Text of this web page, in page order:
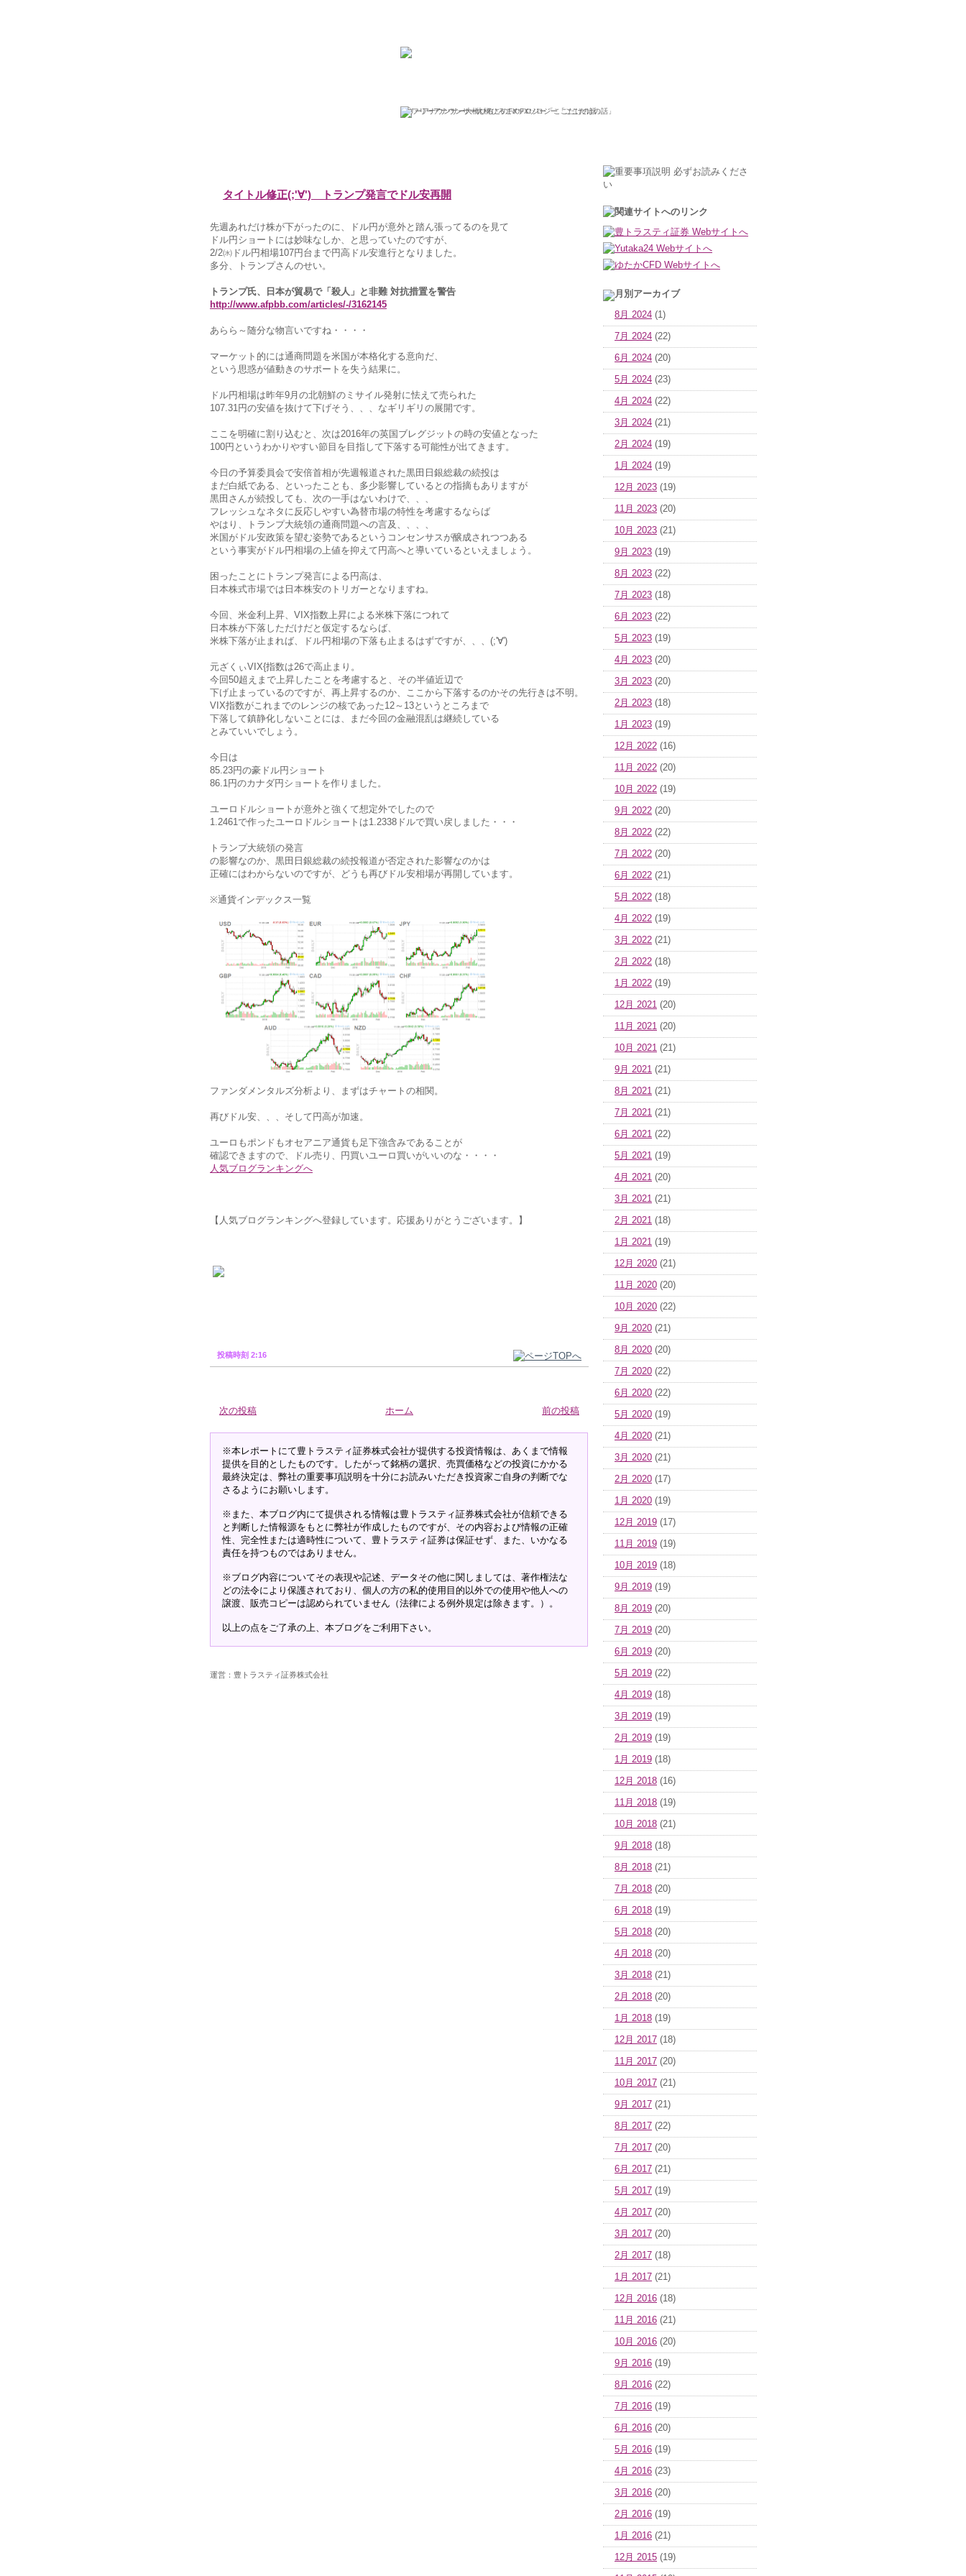
ひろこの“ボラタイル”な日々
フリーアナウンサー大橋ひろこのFXソロジー「ここだけの話」
タイトル修正(;'∀') トランプ発言でドル安再開
先週あれだけ株が下がったのに、ドル円が意外と踏ん張ってるのを見て
ドル円ショートには妙味なしか、と思っていたのですが、
2/2㈬ドル円相場107円台まで円高ドル安進行となりました。
多分、トランプさんのせい。
トランプ氏、日本が貿易で「殺人」と非難 対抗措置を警告
http://www.afpbb.com/articles/-/3162145
あらら～随分な物言いですね・・・・
マーケット的には通商問題を米国が本格化する意向だ、
という思惑が値動きのサポートを失う結果に。
ドル円相場は昨年9月の北朝鮮のミサイル発射に怯えて売られた
107.31円の安値を抜けて下げそう、、、なギリギリの展開です。
ここを明確に割り込むと、次は2016年の英国ブレグジットの時の安値となった
100円というわかりやすい節目を目指して下落する可能性が出てきます。
今日の予算委員会で安倍首相が先週報道された黒田日銀総裁の続投は
まだ白紙である、といったことも、多少影響しているとの指摘もありますが
黒田さんが続投しても、次の一手はないわけで、、、
フレッシュなネタに反応しやすい為替市場の特性を考慮するならば
やはり、トランプ大統領の通商問題への言及、、、、
米国がドル安政策を望む姿勢であるというコンセンサスが醸成されつつある
という事実がドル円相場の上値を抑えて円高へと導いているといえましょう。
困ったことにトランプ発言による円高は、
日本株式市場では日本株安のトリガーとなりますね。
今回、米金利上昇、VIX指数上昇による米株下落につれて
日本株が下落しただけだと仮定するならば、
米株下落が止まれば、ドル円相場の下落も止まるはずですが、、、(;'∀')
元ざくぃVIX{指数は26で高止まり。
今回50超えまで上昇したことを考慮すると、その半値近辺で
下げ止まっているのですが、再上昇するのか、ここから下落するのかその先行きは不明。
VIX指数がこれまでのレンジの核であった12～13というところまで
下落して鎮静化しないことには、まだ今回の金融混乱は継続している
とみていいでしょう。
今日は
85.23円の豪ドル円ショート
86.1円のカナダ円ショートを作りました。
ユーロドルショートが意外と強くて想定外でしたので
1.2461で作ったユーロドルショートは1.2338ドルで買い戻しました・・・
トランプ大統領の発言
の影響なのか、黒田日銀総裁の続投報道が否定された影響なのかは
正確にはわからないのですが、どうも再びドル安相場が再開しています。
※通貨インデックス一覧
ファンダメンタルズ分析より、まずはチャートの相関。
再びドル安、、、そして円高が加速。
ユーロもポンドもオセアニア通貨も足下強含みであることが
確認できますので、ドル売り、円買いユーロ買いがいいのな・・・・
人気ブログランキングへ
【人気ブログランキングへ登録しています。応援ありがとうございます。】
投稿時刻 2:16
次の投稿 前の投稿
ホーム
※本レポートにて豊トラスティ証券株式会社が提供する投資情報は、あくまで情報
提供を目的としたものです。したがって銘柄の選択、売買価格などの投資にかかる
最終決定は、弊社の重要事項説明を十分にお読みいただき投資家ご自身の判断でな
さるようにお願いします。
※また、本ブログ内にて提供される情報は豊トラスティ証券株式会社が信頼できる
と判断した情報源をもとに弊社が作成したものですが、その内容および情報の正確
性、完全性または適時性について、豊トラスティ証券は保証せず、また、いかなる
責任を持つものではありません。
※ブログ内容についてその表現や記述、データその他に関しましては、著作権法な
どの法令により保護されており、個人の方の私的使用目的以外での使用や他人への
譲渡、販売コピーは認められていません（法律による例外規定は除きます。）。
以上の点をご了承の上、本ブログをご利用下さい。
運営：豊トラスティ証券株式会社
8月 2024 (1)
7月 2024 (22)
6月 2024 (20)
5月 2024 (23)
4月 2024 (22)
3月 2024 (21)
2月 2024 (19)
1月 2024 (19)
12月 2023 (19)
11月 2023 (20)
10月 2023 (21)
9月 2023 (19)
8月 2023 (22)
7月 2023 (18)
6月 2023 (22)
5月 2023 (19)
4月 2023 (20)
3月 2023 (20)
2月 2023 (18)
1月 2023 (19)
12月 2022 (16)
11月 2022 (20)
10月 2022 (19)
9月 2022 (20)
8月 2022 (22)
7月 2022 (20)
6月 2022 (21)
5月 2022 (18)
4月 2022 (19)
3月 2022 (21)
2月 2022 (18)
1月 2022 (19)
12月 2021 (20)
11月 2021 (20)
10月 2021 (21)
9月 2021 (21)
8月 2021 (21)
7月 2021 (21)
6月 2021 (22)
5月 2021 (19)
4月 2021 (20)
3月 2021 (21)
2月 2021 (18)
1月 2021 (19)
12月 2020 (21)
11月 2020 (20)
10月 2020 (22)
9月 2020 (21)
8月 2020 (20)
7月 2020 (22)
6月 2020 (22)
5月 2020 (19)
4月 2020 (21)
3月 2020 (21)
2月 2020 (17)
1月 2020 (19)
12月 2019 (17)
11月 2019 (19)
10月 2019 (18)
9月 2019 (19)
8月 2019 (20)
7月 2019 (20)
6月 2019 (20)
5月 2019 (22)
4月 2019 (18)
3月 2019 (19)
2月 2019 (19)
1月 2019 (18)
12月 2018 (16)
11月 2018 (19)
10月 2018 (21)
9月 2018 (18)
8月 2018 (21)
7月 2018 (20)
6月 2018 (19)
5月 2018 (20)
4月 2018 (20)
3月 2018 (21)
2月 2018 (20)
1月 2018 (19)
12月 2017 (18)
11月 2017 (20)
10月 2017 (21)
9月 2017 (21)
8月 2017 (22)
7月 2017 (20)
6月 2017 (21)
5月 2017 (19)
4月 2017 (20)
3月 2017 (20)
2月 2017 (18)
1月 2017 (21)
12月 2016 (18)
11月 2016 (21)
10月 2016 (20)
9月 2016 (19)
8月 2016 (22)
7月 2016 (19)
6月 2016 (20)
5月 2016 (19)
4月 2016 (23)
3月 2016 (20)
2月 2016 (19)
1月 2016 (21)
12月 2015 (19)